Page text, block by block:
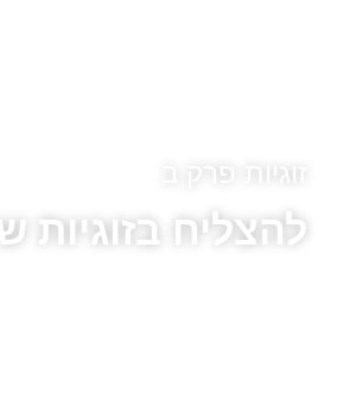
זוגיות פרק ב
להצליח בזוגיות